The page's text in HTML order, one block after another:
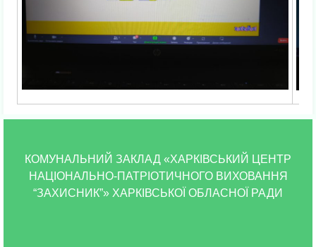
КОМУНАЛЬНИЙ ЗАКЛАД «ХАРКІВСЬКИЙ ЦЕНТР
НАЦІОНАЛЬНО-ПАТРІОТИЧНОГО ВИХОВАННЯ
“ЗАХИСНИК”» ХАРКІВСЬКОЇ ОБЛАСНОЇ РАДИ